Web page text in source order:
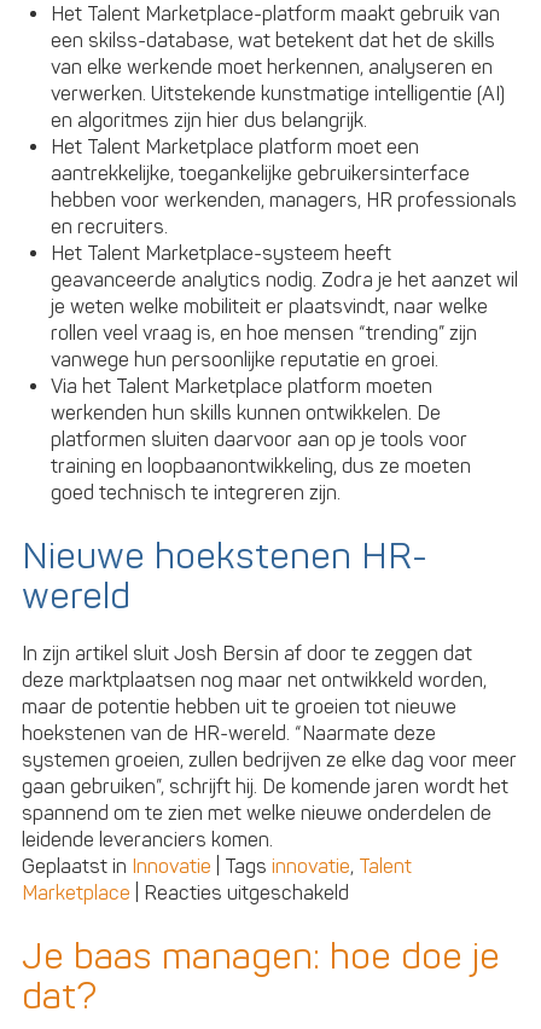
Het Talent Marketplace-platform maakt gebruik van
een skilss-database, wat betekent dat het de skills
van elke werkende moet herkennen, analyseren en
verwerken. Uitstekende kunstmatige intelligentie (AI)
en algoritmes zijn hier dus belangrijk.
Het Talent Marketplace platform moet een
aantrekkelijke, toegankelijke gebruikersinterface
hebben voor werkenden, managers, HR professionals
en recruiters.
Het Talent Marketplace-systeem heeft
geavanceerde analytics nodig. Zodra je het aanzet wil
je weten welke mobiliteit er plaatsvindt, naar welke
rollen veel vraag is, en hoe mensen “trending” zijn
vanwege hun persoonlijke reputatie en groei.
Via het Talent Marketplace platform moeten
werkenden hun skills kunnen ontwikkelen. De
platformen sluiten daarvoor aan op je tools voor
training en loopbaanontwikkeling, dus ze moeten
goed technisch te integreren zijn.
Nieuwe hoekstenen HR-
wereld
In zijn artikel sluit Josh Bersin af door te zeggen dat
deze marktplaatsen nog maar net ontwikkeld worden,
maar de potentie hebben uit te groeien tot nieuwe
hoekstenen van de HR-wereld. “Naarmate deze
systemen groeien, zullen bedrijven ze elke dag voor meer
gaan gebruiken”, schrijft hij. De komende jaren wordt het
spannend om te zien met welke nieuwe onderdelen de
leidende leveranciers komen.
Geplaatst in Innovatie Tags innovatie, Talent
Marketplace
Reacties uitgeschakeld
de
ontwikkeling
Je baas managen: hoe doe je
dat?